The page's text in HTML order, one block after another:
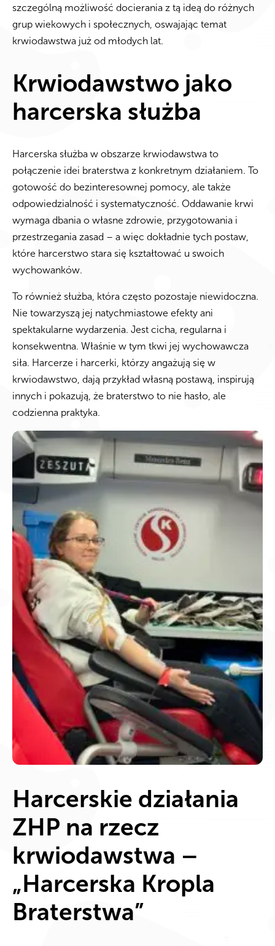
szczególną możliwość docierania z tą ideą do różnych
grup wiekowych i społecznych, oswajając temat
krwiodawstwa już od młodych lat.
Krwiodawstwo jako
harcerska służba
Harcerska służba w obszarze krwiodawstwa to
połączenie idei braterstwa z konkretnym działaniem. To
gotowość do bezinteresownej pomocy, ale także
odpowiedzialność i systematyczność. Oddawanie krwi
wymaga dbania o własne zdrowie, przygotowania i
przestrzegania zasad – a więc dokładnie tych postaw,
które harcerstwo stara się kształtować u swoich
wychowanków.
To również służba, która często pozostaje niewidoczna.
Nie towarzyszą jej natychmiastowe efekty ani
spektakularne wydarzenia. Jest cicha, regularna i
konsekwentna. Właśnie w tym tkwi jej wychowawcza
siła. Harcerze i harcerki, którzy angażują się w
krwiodawstwo, dają przykład własną postawą, inspirują
innych i pokazują, że braterstwo to nie hasło, ale
codzienna praktyka.
Harcerskie działania
ZHP na rzecz
krwiodawstwa –
„Harcerska Kropla
Braterstwa”